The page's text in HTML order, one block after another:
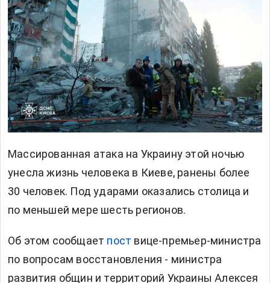
Массированная атака на Украину этой ночью
унесла жизнь человека в Киеве, ранены более
30 человек. Под ударами оказались столица и
по меньшей мере шесть регионов.
Об этом сообщает пост вице-премьер-министра
по вопросам восстановления - министра
развития общин и территорий Украины Алексея